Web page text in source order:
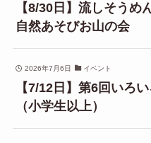
【8/30日】流しそうめ
自然あそびお山の会
2026年7月6日 イベント
【7/12日】第6回いろ
（小学生以上）